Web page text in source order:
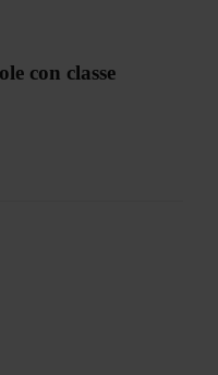
con classe